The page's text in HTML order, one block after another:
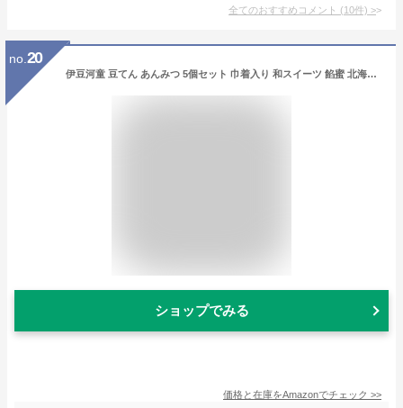
全てのおすすめコメント (10件) >
no. 20
伊豆河童 豆てん あんみつ 5個セット 巾着入り 和スイーツ 餡蜜 北海道産 赤えんどう豆使用 お中元ギフト向け
ショップでみる
価格と在庫をAmazonでチェック >>